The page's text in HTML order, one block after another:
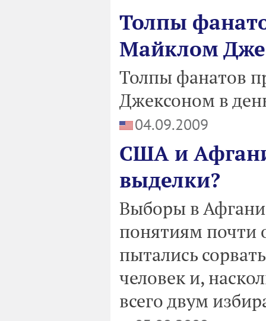
Толпы
Майклом
Толпы фанатов
Джексоном в
04.09.2009
США и
выделки?
Выборы в
понятиям почти
пытались
человек и,
всего двум